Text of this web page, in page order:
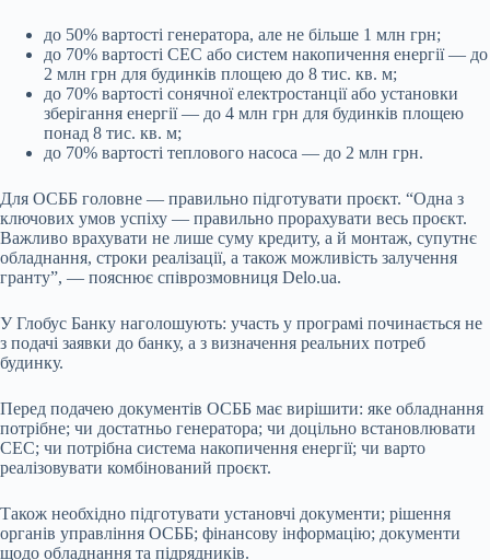
до 50% вартості генератора, але не більше 1 млн грн;
до 70% вартості СЕС або систем накопичення енергії — до
2 млн грн для будинків площею до 8 тис. кв. м;
до 70% вартості сонячної електростанції або установки
зберігання енергії — до 4 млн грн для будинків площею
понад 8 тис. кв. м;
до 70% вартості теплового насоса — до 2 млн грн.
Для ОСББ головне — правильно підготувати проєкт. “Одна з
ключових умов успіху — правильно прорахувати весь проєкт.
Важливо врахувати не лише суму кредиту, а й монтаж, супутнє
обладнання, строки реалізації, а також можливість залучення
гранту”, — пояснює співрозмовниця Delo.ua.
У Глобус Банку наголошують: участь у програмі починається не
з подачі заявки до банку, а з визначення реальних потреб
будинку.
Перед подачею документів ОСББ має вирішити: яке обладнання
потрібне; чи достатньо генератора; чи доцільно встановлювати
СЕС; чи потрібна система накопичення енергії; чи варто
реалізовувати комбінований проєкт.
Також необхідно підготувати установчі документи; рішення
органів управління ОСББ; фінансову інформацію; документи
щодо обладнання та підрядників.